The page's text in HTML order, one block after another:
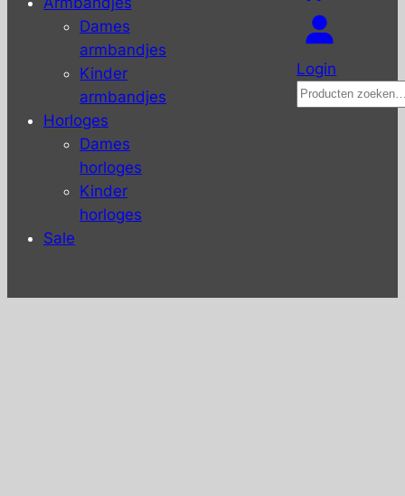
Dames
armbandjes
Kinder
armbandjes
Horloges
Dames
horloges
Kinder
horloges
Sale
Login
Zoeken